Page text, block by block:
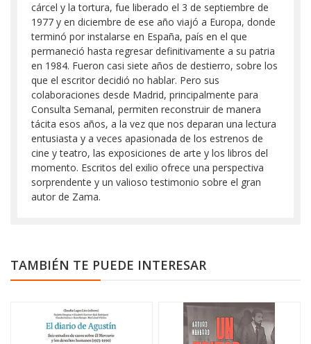
cárcel y la tortura, fue liberado el 3 de septiembre de
1977 y en diciembre de ese año viajó a Europa, donde
terminó por instalarse en España, país en el que
permaneció hasta regresar definitivamente a su patria
en 1984. Fueron casi siete años de destierro, sobre los
que el escritor decidió no hablar. Pero sus
colaboraciones desde Madrid, principalmente para
Consulta Semanal, permiten reconstruir de manera
tácita esos años, a la vez que nos deparan una lectura
entusiasta y a veces apasionada de los estrenos de
cine y teatro, las exposiciones de arte y los libros del
momento. Escritos del exilio ofrece una perspectiva
sorprendente y un valioso testimonio sobre el gran
autor de Zama.
TAMBIÉN TE PUEDE INTERESAR